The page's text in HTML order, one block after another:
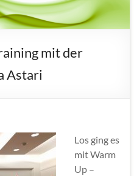
mit der
Astari
Los ging es
mit Warm
Up –